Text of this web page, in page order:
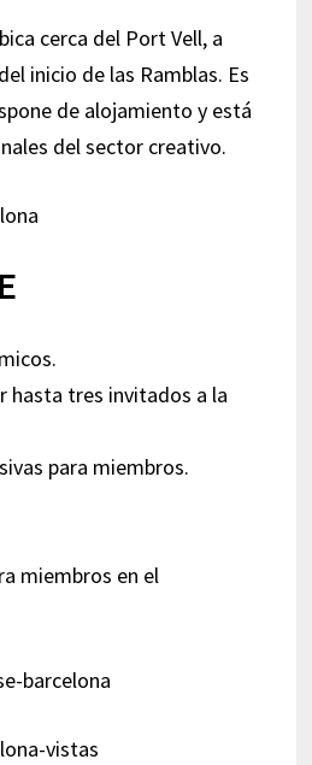
cerca del Port Vell, a
inicio de las Ramblas. Es
de alojamiento y está
del sector creativo.
hasta tres invitados a la
para miembros.
miembros en el